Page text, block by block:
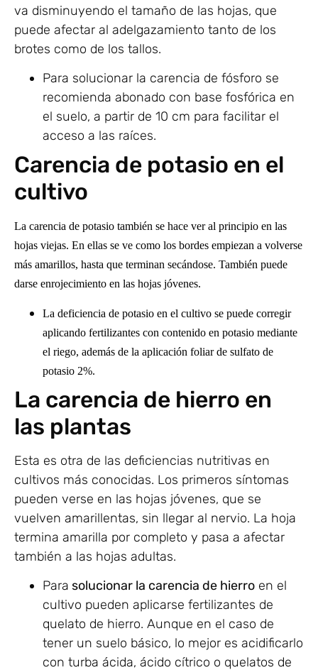
va disminuyendo el tamaño de las hojas, que
puede afectar al adelgazamiento tanto de los
brotes como de los tallos.
Para solucionar la carencia de fósforo se
recomienda abonado con base fosfórica en
el suelo, a partir de 10 cm para facilitar el
acceso a las raíces.
Carencia de potasio en el
cultivo
La carencia de potasio también se hace ver al principio en las
hojas viejas. En ellas se ve como los bordes empiezan a volverse
más amarillos, hasta que terminan secándose. También puede
darse enrojecimiento en las hojas jóvenes.
La deficiencia de potasio en el cultivo se puede corregir
aplicando fertilizantes con contenido en potasio mediante
el riego, además de la aplicación foliar de sulfato de
potasio 2%.
La carencia de hierro en
las plantas
Esta es otra de las deficiencias nutritivas en
cultivos más conocidas. Los primeros síntomas
pueden verse en las hojas jóvenes, que se
vuelven amarillentas, sin llegar al nervio. La hoja
termina amarilla por completo y pasa a afectar
también a las hojas adultas.
Para solucionar la carencia de hierro en el
cultivo pueden aplicarse fertilizantes de
quelato de hierro. Aunque en el caso de
tener un suelo básico, lo mejor es acidificarlo
con turba ácida, ácido cítrico o quelatos de